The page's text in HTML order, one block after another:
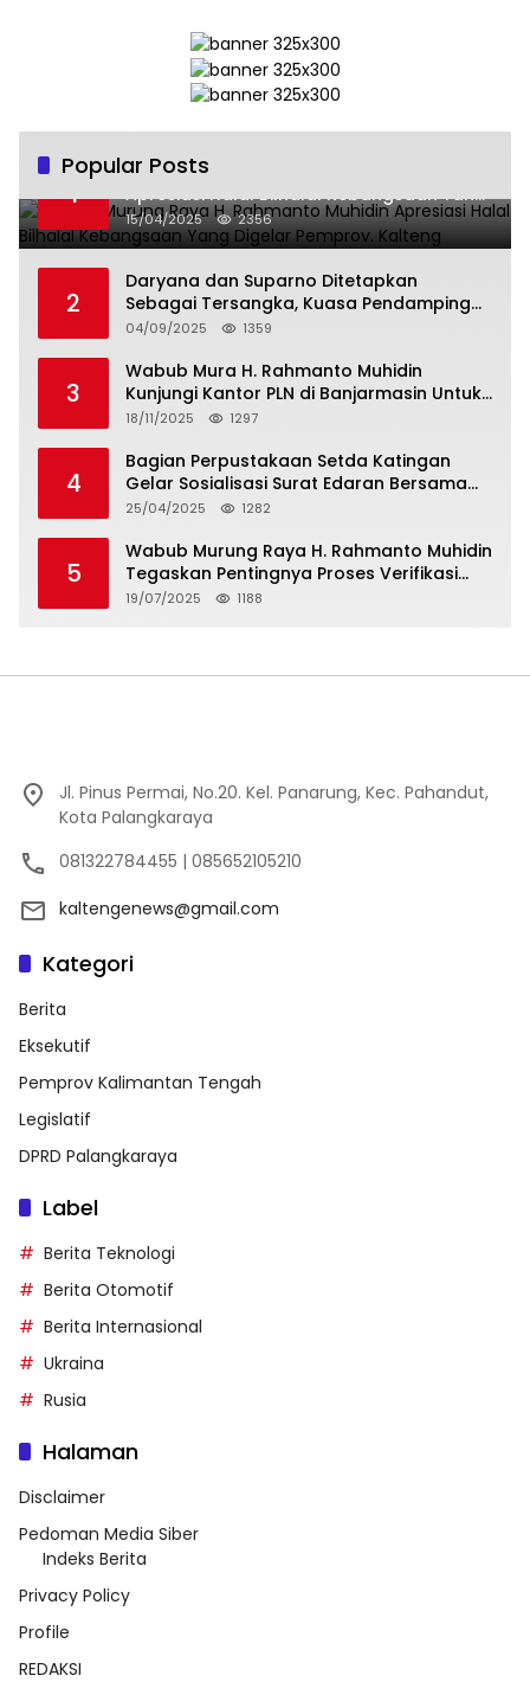
Popular Posts
1
Wabup Murung Raya H. Rahmanto Muhidin
Apresiasi Halal Bilhalal Kebangsaan Yang
Digelar Pemprov. Kalteng
15/04/2025 2356
2
Daryana dan Suparno Ditetapkan
Sebagai Tersangka, Kuasa Pendamping
Men Gumpul: “Ini Diskriminasi Hukum, Kami
04/09/2025 1359
3
Wabub Mura H. Rahmanto Muhidin
Kunjungi Kantor PLN di Banjarmasin Untuk
Usulkan Program Listrik Desa Tahun 2026
18/11/2025 1297
4
Bagian Perpustakaan Setda Katingan
Gelar Sosialisasi Surat Edaran Bersama
Tentang Budaya Literasi Membaca
25/04/2025 1282
5
Wabub Murung Raya H. Rahmanto Muhidin
Tegaskan Pentingnya Proses Verifikasi
Penerima Manfaat Program Kartu Hebat
19/07/2025 1188
Jl. Pinus Permai, No.20. Kel. Panarung, Kec. Pahandut,
Kota Palangkaraya
081322784455 | 085652105210
kaltengenews@gmail.com
Kategori
Berita
Eksekutif
Pemprov Kalimantan Tengah
Legislatif
DPRD Palangkaraya
Label
Berita Teknologi
Berita Otomotif
Berita Internasional
Ukraina
Rusia
Halaman
Disclaimer
Pedoman Media Siber
Indeks Berita
Privacy Policy
Profile
REDAKSI